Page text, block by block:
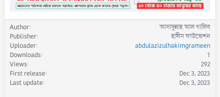
Author
আসাদুল্লাহ আল গালিব
Publisher
হাদীস ফাউন্ডেশন
Uploader
abdulazizulhakimgrameen
Downloads
1
Views
292
First release
Dec 3, 2023
Last update
Dec 3, 2023